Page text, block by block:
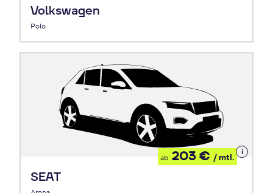
Volkswagen
Polo
SEAT
ab 203 € / mtl.
Details
zum